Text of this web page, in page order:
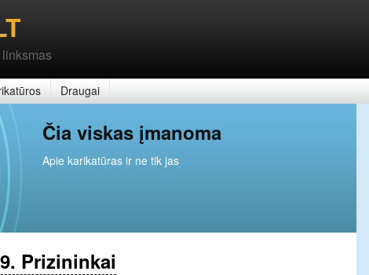
Draugai
Čia viskas įmanoma
Apie karikatūras ir ne tik jas
Prizininkai